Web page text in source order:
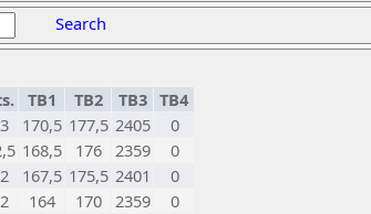
Search
TB1 TB2 TB3 TB4
170,5 177,5 2405
0
168,5 176 2359
0
167,5 175,5 2401
0
164 170 2359
0